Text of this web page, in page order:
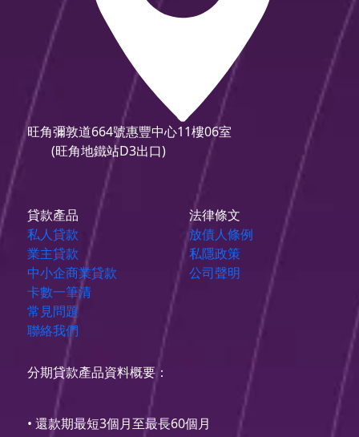
旺角彌敦道664號惠豐中心11樓06室
(旺角地鐵站D3出口)
貸款產品
私人貸款
業主貸款
中小企商業貸款
卡數一筆清
常見問題
聯絡我們
法律條文
放債人條例
私隱政策
公司聲明
分期貸款產品資料概要：
• 還款期最短3個月至最長60個月